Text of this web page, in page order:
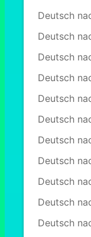
Deutsch
Deutsch
Deutsch
Deutsch
Deutsch
Deutsch
Deutsch
Deutsch
Deutsch
Deutsch
Deutsch